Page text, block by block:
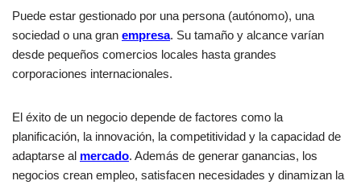
Puede estar gestionado por una persona (autónomo), una
sociedad o una gran empresa. Su tamaño y alcance varían
desde pequeños comercios locales hasta grandes
corporaciones internacionales.
El éxito de un negocio depende de factores como la
planificación, la innovación, la competitividad y la capacidad de
adaptarse al mercado. Además de generar ganancias, los
negocios crean empleo, satisfacen necesidades y dinamizan la